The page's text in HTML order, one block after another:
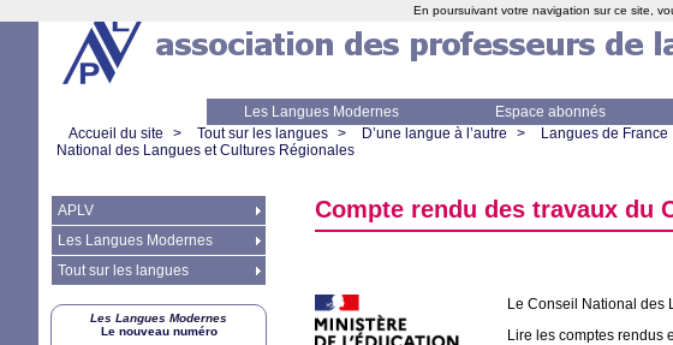
Les Langues Modernes Espace abonnés
Accueil du site > Tout sur les langues > D’une langue à l’autre > Langues de France
National des Langues et Cultures Régionales
Compte rendu des travaux du
Le Conseil National des
Lire les comptes rendus
APLV
Les Langues Modernes
Tout sur les langues
Les Langues Modernes
Le nouveau numéro
En poursuivant votre navigation sur ce site,